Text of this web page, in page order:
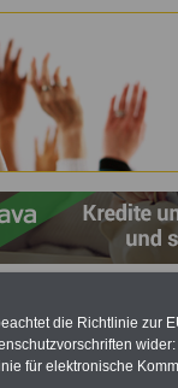
für den
Beamtinnen
die Richtlinie zur
für elektronische